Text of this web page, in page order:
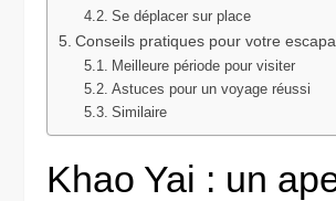
Se déplacer sur place
Conseils pratiques pour votre
Meilleure période pour visiter
Astuces pour un voyage réussi
Similaire
Khao Yai : un